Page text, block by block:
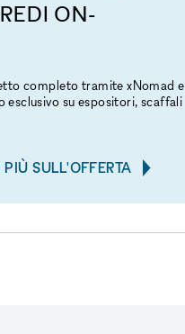
ON-
completo tramite xNomad e
esclusivo su espositori, scaffali
SULL'OFFERTA